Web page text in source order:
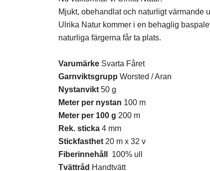
Mjukt, obehandlat och naturligt värmande
Ulrika Natur kommer i en behaglig
naturliga färgerna får ta plats.
Varumärke Svarta Fåret
Garnviktsgrupp Worsted / Aran
Nystanvikt 50 g
Meter per nystan 100 m
Meter per 100 g 200 m
Rek. sticka 4 mm
Stickfasthet 20 m x 32 v
Fiberinnehåll
100% ull
Tvättråd Handtvätt